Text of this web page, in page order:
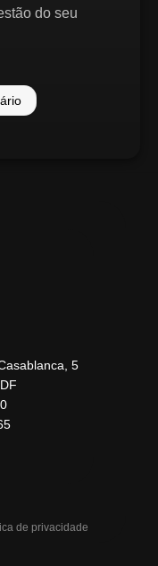
do seu
5
de privacidade